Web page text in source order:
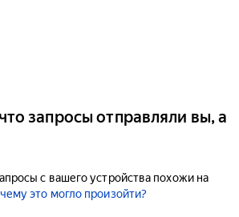
запросы отправляли вы, а
с вашего устройства похожи на
это могло произойти?